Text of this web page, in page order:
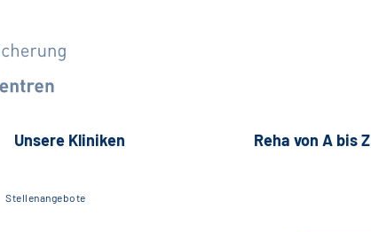
Unsere Kliniken Reha von A bis Z
Stellenangebote